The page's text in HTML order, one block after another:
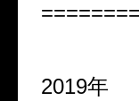
2019年